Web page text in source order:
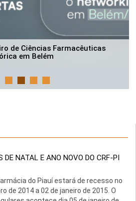
de Ciências Farmacêuticas
em Belém
DE NATAL E ANO NOVO DO CRF-PI
do Piauí estará de recesso no
de 2014 a 02 de janeiro de 2015. O